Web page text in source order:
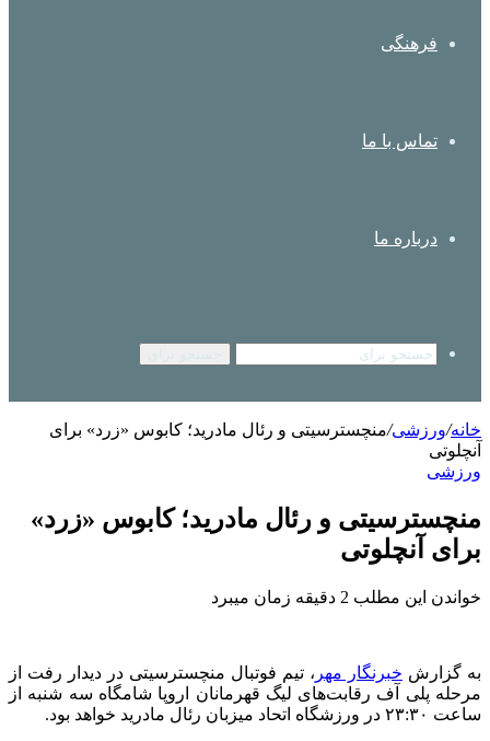
فرهنگی
تماس با ما
درباره ما
خانه/ورزشی/منچسترسیتی و رئال مادرید؛ کابوس «زرد» برای
آنچلوتی
ورزشی
منچسترسیتی و رئال مادرید؛ کابوس «زرد»
برای آنچلوتی
خواندن این مطلب 2 دقیقه زمان میبرد
به گزارش خبرنگار مهر ، تیم فوتبال منچسترسیتی در دیدار رفت از
مرحله پلی آف رقابت‌های لیگ قهرمانان اروپا شامگاه سه شنبه از
ساعت ۲۳:۳۰ در ورزشگاه اتحاد میزبان رئال مادرید خواهد بود.